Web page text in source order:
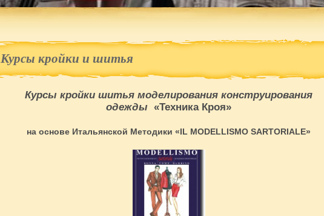
Курсы кройки и шитья
Курсы кройки шитья моделирования конструирования
одежды «Техника Кроя»
на основе Итальянской Методики «IL MODELLISMO SARTORIALE»